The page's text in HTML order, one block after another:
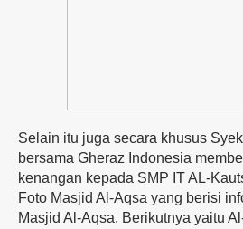
Selain itu juga secara khusus
bersama Gheraz Indonesia
kenangan kepada SMP IT AL-
Foto Masjid Al-Aqsa yang berisi
Masjid Al-Aqsa. Berikutnya yaitu